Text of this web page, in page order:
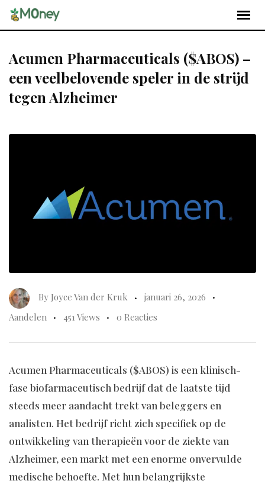
Acumen Pharmaceuticals ($ABOS) –
een veelbelovende speler in de strijd
tegen Alzheimer
By Joyce Van der Kruk
januari 26, 2026
Aandelen
451 Views 0 Reacties
Acumen Pharmaceuticals ($ABOS) is een klinisch-
fase biofarmaceutisch bedrijf dat de laatste tijd
steeds meer aandacht trekt van beleggers en
analisten. Het bedrijf richt zich specifiek op de
ontwikkeling van therapieën voor de ziekte van
Alzheimer, een markt met een enorme onvervulde
medische behoefte. Met hun belangrijkste